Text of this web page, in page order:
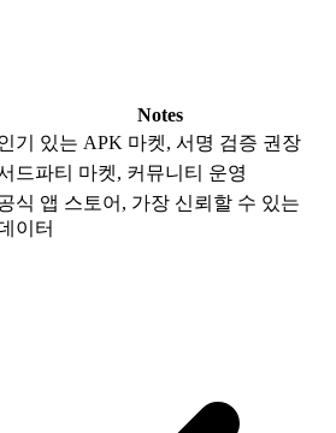
Notes
기 있는 APK 마켓, 서명 검증 권장
드파티 마켓, 커뮤니티 운영
식 앱 스토어, 가장 신뢰할 수 있는
이터